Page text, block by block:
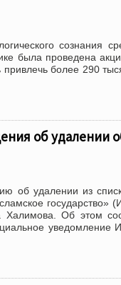
сознания
была проведена
привлечь более 290
об удалении
об удалении из
Халимова. Об этом
уведомление